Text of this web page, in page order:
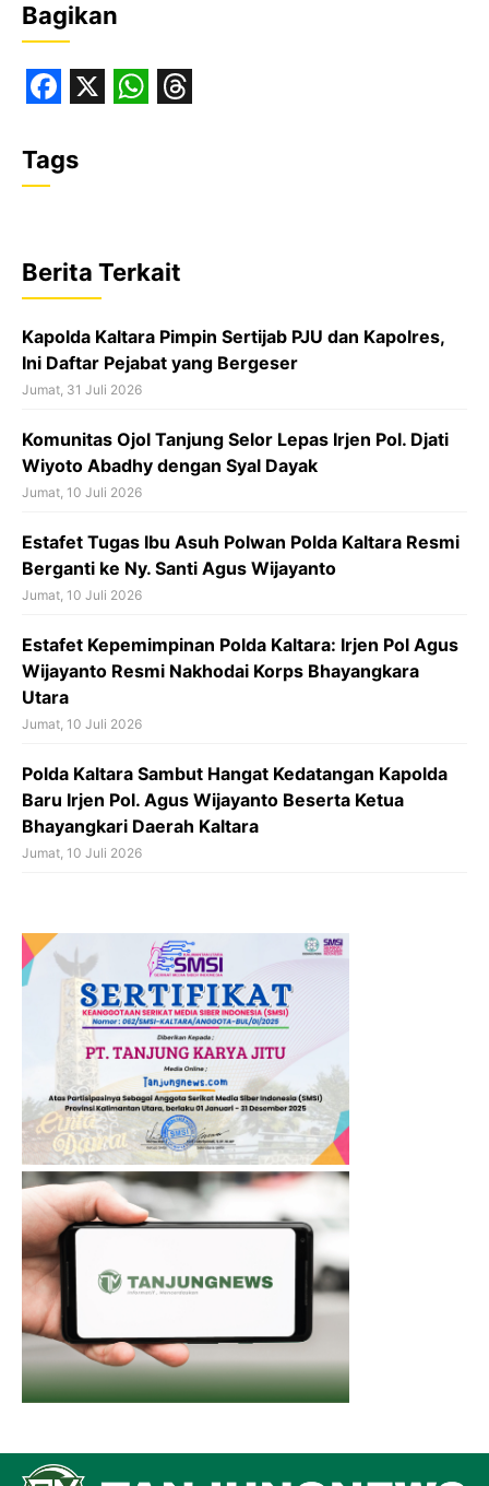
Bagikan
a
c
b
o
o
k
s
A
p
p
a
d
s
Tags
Berita Terkait
‎Kapolda Kaltara Pimpin Sertijab PJU dan Kapolres,
Ini Daftar Pejabat yang Bergeser‎
Jumat, 31 Juli 2026
Komunitas Ojol Tanjung Selor Lepas Irjen Pol. Djati
Wiyoto Abadhy dengan Syal Dayak
Jumat, 10 Juli 2026
Estafet Tugas Ibu Asuh Polwan Polda Kaltara Resmi
Berganti ke Ny. Santi Agus Wijayanto
Jumat, 10 Juli 2026
Estafet Kepemimpinan Polda Kaltara: Irjen Pol Agus
Wijayanto Resmi Nakhodai Korps Bhayangkara
Utara
Jumat, 10 Juli 2026
Polda Kaltara Sambut Hangat Kedatangan Kapolda
Baru Irjen Pol. Agus Wijayanto Beserta Ketua
Bhayangkari Daerah Kaltara
Jumat, 10 Juli 2026